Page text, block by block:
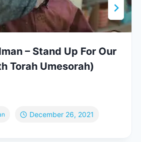
– Stand Up For Our
Torah Umesorah)
December 26, 2021